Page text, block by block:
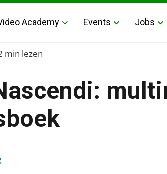
Academy Events Jobs
belevingsboek
min lezen